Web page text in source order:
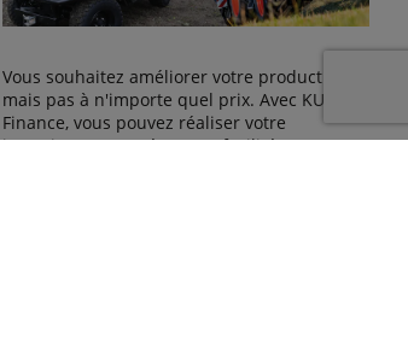
Vous souhaitez améliorer votre productivité,
mais pas à n'importe quel prix. Avec KUBOTA
Finance, vous pouvez réaliser votre
investissement prévu avec facilité,